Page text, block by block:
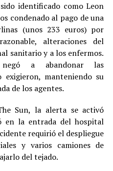
identificado como Leon
condenado al pago de una
(unos 233 euros) por
alteraciones del
sanitario y a los enfermos.
a abandonar las
exigieron, manteniendo su
de los agentes.
Sun, la alerta se activó
en la entrada del hospital
requirió el despliegue
y varios camiones de
del tejado.